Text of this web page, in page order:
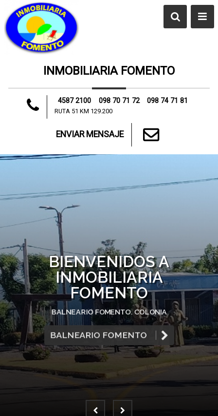
INMOBILIARIA FOMENTO
4587 2100 098 70 71 72 098 74 71 81
RUTA 51 KM 129.200
ENVIAR MENSAJE
BIENVENIDOS A
INMOBILIARIA
FOMENTO
BALNEARIO FOMENTO. COLONIA
BALNEARIO FOMENTO